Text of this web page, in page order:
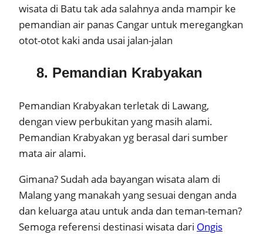
wisata di Batu tak ada salahnya anda mampir ke
pemandian air panas Cangar untuk meregangkan
otot-otot kaki anda usai jalan-jalan
8. Pemandian Krabyakan
Pemandian Krabyakan terletak di Lawang,
dengan view perbukitan yang masih alami.
Pemandian Krabyakan yg berasal dari sumber
mata air alami.
Gimana? Sudah ada bayangan wisata alam di
Malang yang manakah yang sesuai dengan anda
dan keluarga atau untuk anda dan teman-teman?
Semoga referensi destinasi wisata dari Ongis